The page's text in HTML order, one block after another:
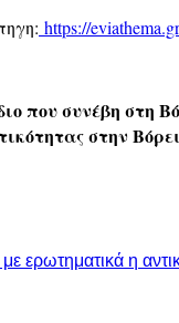
https://
που συνέβη στη
στην
ερωτηματικά η